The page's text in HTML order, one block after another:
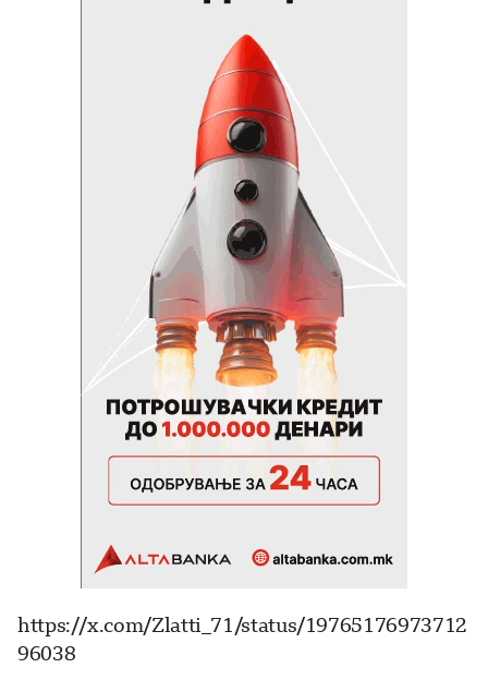
https://x.com/Zlatti_71/status/19765176973712
96038